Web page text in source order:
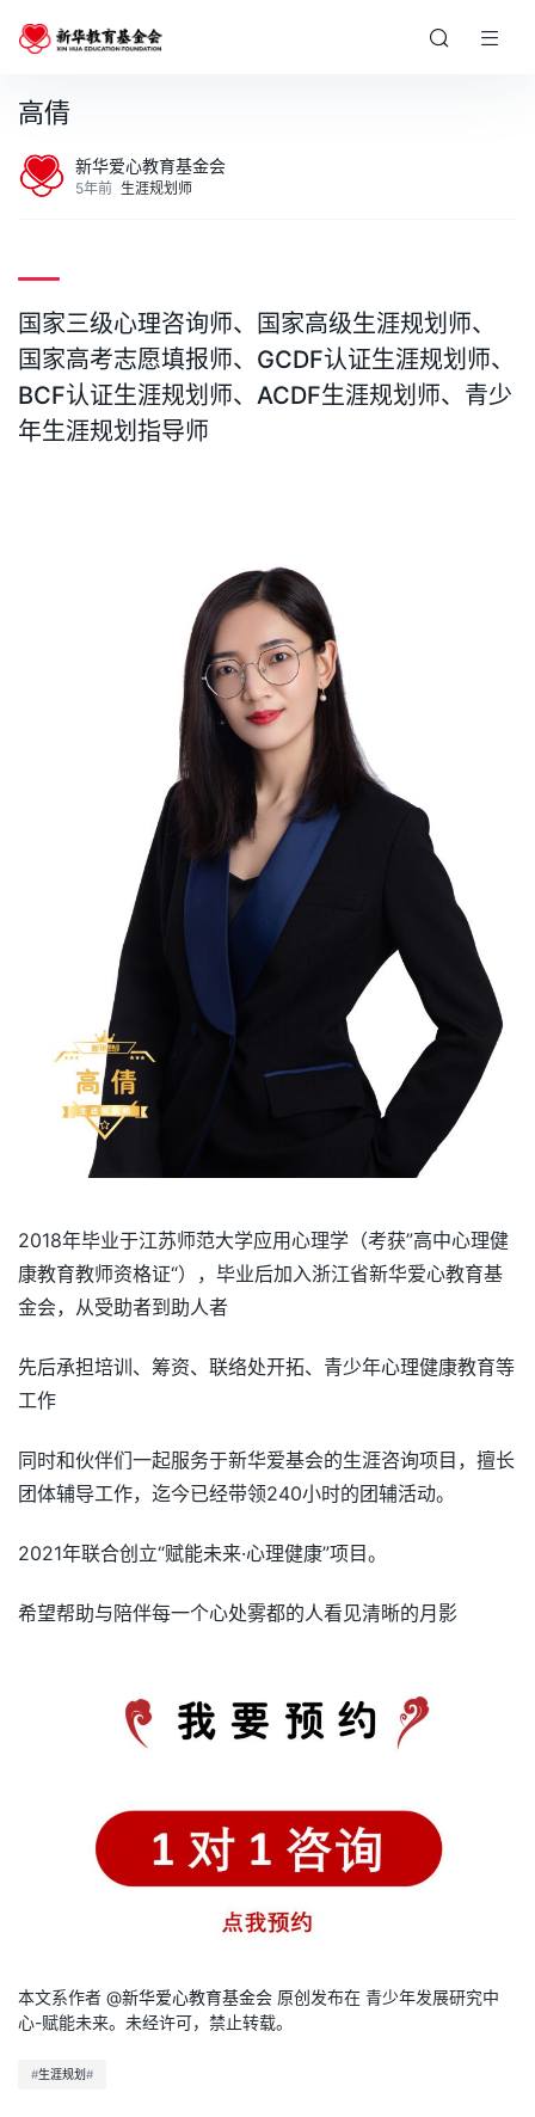
高倩
新华爱心教育基金会
5年前 生涯规划师
国家三级心理咨询师、国家高级生涯规划师、
国家高考志愿填报师、GCDF认证生涯规划师、
BCF认证生涯规划师、ACDF生涯规划师、青少
年生涯规划指导师
2018年毕业于江苏师范大学应用心理学（考获”高中心理健
康教育教师资格证“），毕业后加入浙江省新华爱心教育基
金会，从受助者到助人者
先后承担培训、筹资、联络处开拓、青少年心理健康教育等
工作
同时和伙伴们一起服务于新华爱基会的生涯咨询项目，擅长
团体辅导工作，迄今已经带领240小时的团辅活动。
2021年联合创立“赋能未来·心理健康”项目。
希望帮助与陪伴每一个心处雾都的人看见清晰的月影
本文系作者 @新华爱心教育基金会 原创发布在 青少年发展研究中
心-赋能未来。未经许可，禁止转载。
#生涯规划#